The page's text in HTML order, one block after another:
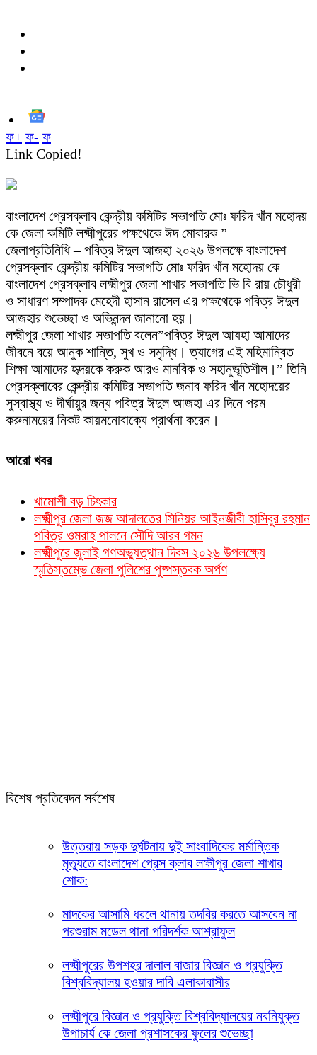
ফ+ ফ- ফ
Link Copied!
বাংলাদেশ প্রেসক্লাব কেন্দ্রীয় কমিটির সভাপতি মোঃ ফরিদ খাঁন মহোদয়
কে জেলা কমিটি লক্ষ্মীপুরের পক্ষথেকে ঈদ মোবারক ”
জেলাপ্রতিনিধি – পবিত্র ঈদুল আজহা ২০২৬ উপলক্ষে বাংলাদেশ
প্রেসক্লাব কেন্দ্রীয় কমিটির সভাপতি মোঃ ফরিদ খাঁন মহোদয় কে
বাংলাদেশ প্রেসক্লাব লক্ষ্মীপুর জেলা শাখার সভাপতি ভি বি রায় চৌধুরী
ও সাধারণ সম্পাদক মেহেদী হাসান রাসেল এর পক্ষথেকে পবিত্র ঈদুল
আজহার শুভেচ্ছা ও অভিনন্দন জানানো হয়।
লক্ষ্মীপুর জেলা শাখার সভাপতি বলেন”পবিত্র ঈদুল আযহা আমাদের
জীবনে বয়ে আনুক শান্তি, সুখ ও সমৃদ্ধি। ত্যাগের এই মহিমান্বিত
শিক্ষা আমাদের হৃদয়কে করুক আরও মানবিক ও সহানুভূতিশীল।” তিনি
প্রেসক্লাবের কেন্দ্রীয় কমিটির সভাপতি জনাব ফরিদ খাঁন মহোদয়ের
সুস্বাস্থ্য ও দীর্ঘায়ুর জন্য পবিত্র ঈদুল আজহা এর দিনে পরম
করুনাময়ের নিকট কায়মনোবাক্যে প্রার্থনা করেন।
আরো খবর
খামোশী বড় চিৎকার
লক্ষ্মীপুর জেলা জজ আদালতের সিনিয়র আইনজীবী হাসিবুর রহমান
পবিত্র ওমরাহ পালনে সৌদি আরব গমন
লক্ষ্মীপুরে জুলাই গণঅভ্যুত্থান দিবস ২০২৬ উপলক্ষ্যে
স্মৃতিস্তম্ভে জেলা পুলিশের পুষ্পস্তবক অর্পণ
বিশেষ প্রতিবেদন সর্বশেষ
উত্তরায় সড়ক দুর্ঘটনায় দুই সাংবাদিকের মর্মান্তিক
মৃত্যুতে বাংলাদেশ প্রেস ক্লাব লক্ষীপুর জেলা শাখার
শোক:
মাদকের আসামি ধরলে থানায় তদবির করতে আসবেন না
পরশুরাম মডেল থানা পরিদর্শক আশ্রাফুল
লক্ষ্মীপুরের উপশহর দালাল বাজার বিজ্ঞান ও প্রযুক্তি
বিশ্ববিদ্যালয় হওয়ার দাবি এলাকাবাসীর
লক্ষ্মীপুরে বিজ্ঞান ও প্রযুক্তি বিশ্ববিদ্যালয়ের নবনিযুক্ত
উপাচার্য কে জেলা প্রশাসকের ফুলের শুভেচ্ছা